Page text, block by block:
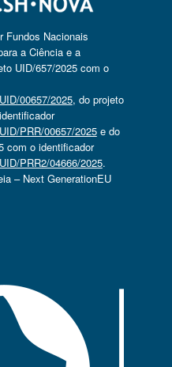
Fundos Nacionais
a Ciência e a
UID/657/2025 com o
00657/2025, do projeto
PRR/00657/2025e do
com o identificador
PRR2/04666/2025.
– Next GenerationEU